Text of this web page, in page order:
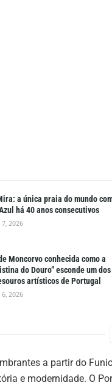
a única praia do mundo
há 40 anos consecutivos
2026
Moncorvo conhecida como a
do Douro” esconde um dos
artísticos de Portugal
2026
a partir do
e modernidade. O